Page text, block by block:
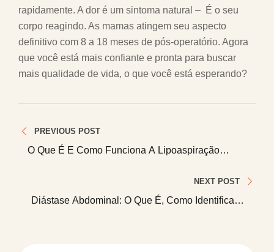
rapidamente. A dor é um sintoma natural – É o seu
corpo reagindo. As mamas atingem seu aspecto
definitivo com 8 a 18 meses de pós-operatório. Agora
que você está mais confiante e pronta para buscar
mais qualidade de vida, o que você está esperando?
de
PREVIOUS POST
O Que É E Como Funciona A Lipoaspiração
NEXT POST
Diástase Abdominal: O Que É, Como Identificar E